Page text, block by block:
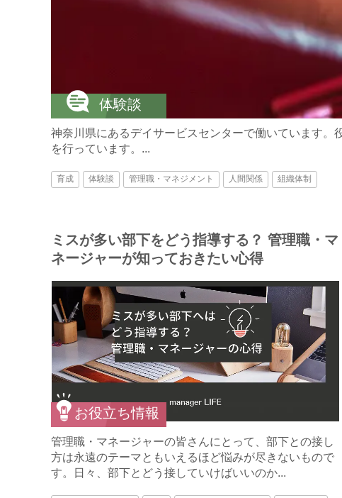
体験談
神奈川県にあるデイサービスセンターで働いています
を行っています。...
育成 体験談 管理職・マネジメント 人間関係 組織体制
ミスが多い部下をどう指導する？ 管理職・マ
ネージャーが知っておきたい心得
お役立ち情報
管理職・マネージャーの皆さんにとって、部下との接し
方は永遠のテーマともいえるほど悩みが尽きないもので
す。日々、部下とどう接していけばいいのか...